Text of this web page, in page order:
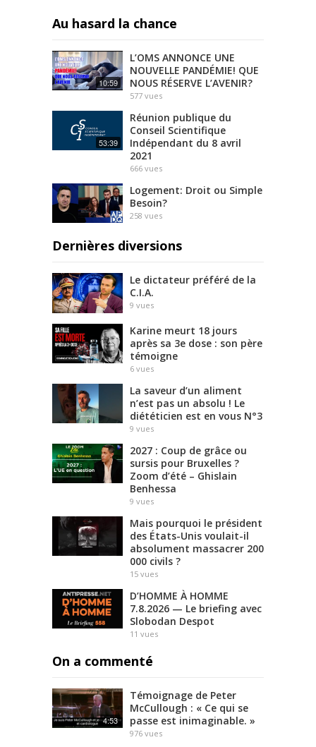
Au hasard la chance
10:59
L’OMS ANNONCE UNE
NOUVELLE PANDÉMIE! QUE
NOUS RÉSERVE L’AVENIR?
577 vues
53:39
Réunion publique du
Conseil Scientifique
Indépendant du 8 avril
2021
666 vues
Logement: Droit ou Simple
Besoin?
258 vues
Dernières diversions
Le dictateur préféré de la
C.I.A.
9 vues
Karine meurt 18 jours
après sa 3e dose : son père
témoigne
6 vues
La saveur d’un aliment
n’est pas un absolu ! Le
diététicien est en vous N°3
9 vues
2027 : Coup de grâce ou
sursis pour Bruxelles ?
Zoom d’été – Ghislain
Benhessa
9 vues
Mais pourquoi le président
des États-Unis voulait-il
absolument massacrer 200
000 civils ?
15 vues
D’HOMME À HOMME
7.8.2026 — Le briefing avec
Slobodan Despot
11 vues
On a commenté
4:53
Témoignage de Peter
McCullough : « Ce qui se
passe est inimaginable. »
976 vues